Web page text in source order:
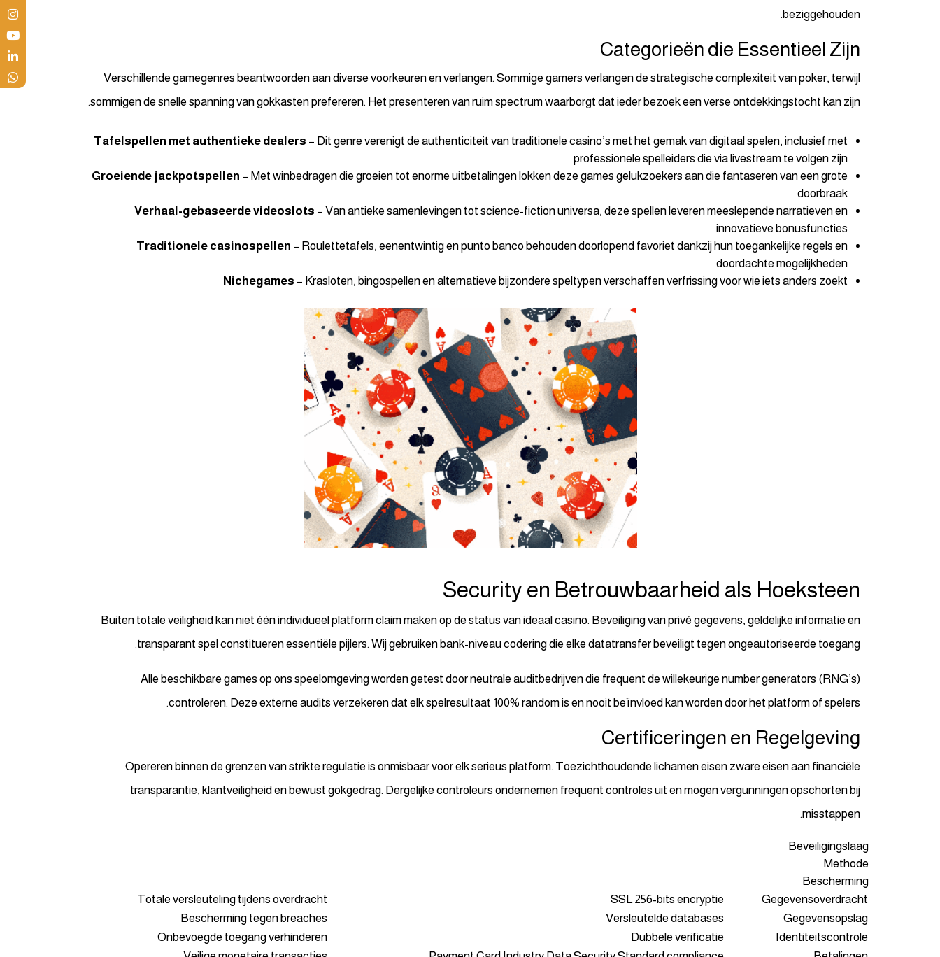
beziggehouden.
Categorieën die Essentieel Zijn
Verschillende gamegenres beantwoorden aan diverse voorkeuren en verlangen. Sommige gamers verlangen de strategische complexiteit van poker, terwijl
sommigen de snelle spanning van gokkasten prefereren. Het presenteren van ruim spectrum waarborgt dat ieder bezoek een verse ontdekkingstocht kan zijn.
Tafelspellen met authentieke dealers – Dit genre verenigt de authenticiteit van traditionele casino’s met het gemak van digitaal spelen, inclusief met
professionele spelleiders die via livestream te volgen zijn
Groeiende jackpotspellen – Met winbedragen die groeien tot enorme uitbetalingen lokken deze games gelukzoekers aan die fantaseren van een grote
doorbraak
Verhaal-gebaseerde videoslots – Van antieke samenlevingen tot science-fiction universa, deze spellen leveren meeslepende narratieven en
innovatieve bonusfuncties
Traditionele casinospellen – Roulettetafels, eenentwintig en punto banco behouden doorlopend favoriet dankzij hun toegankelijke regels en
doordachte mogelijkheden
Nichegames – Krasloten, bingospellen en alternatieve bijzondere speltypen verschaffen verfrissing voor wie iets anders zoekt
Security en Betrouwbaarheid als Hoeksteen
Buiten totale veiligheid kan niet één individueel platform claim maken op de status van ideaal casino. Beveiliging van privé gegevens, geldelijke informatie en
transparant spel constitueren essentiële pijlers. Wij gebruiken bank-niveau codering die elke datatransfer beveiligt tegen ongeautoriseerde toegang.
Alle beschikbare games op ons speelomgeving worden getest door neutrale auditbedrijven die frequent de willekeurige number generators (RNG’s)
controleren. Deze externe audits verzekeren dat elk spelresultaat 100% random is en nooit beïnvloed kan worden door het platform of spelers.
Certificeringen en Regelgeving
Opereren binnen de grenzen van strikte regulatie is onmisbaar voor elk serieus platform. Toezichthoudende lichamen eisen zware eisen aan financiële
transparantie, klantveiligheid en bewust gokgedrag. Dergelijke controleurs ondernemen frequent controles uit en mogen vergunningen opschorten bij
misstappen.
Beveiligingslaag
Methode
Bescherming
Gegevensoverdracht
SSL 256-bits encryptie
Totale versleuteling tijdens overdracht
Gegevensopslag
Versleutelde databases
Bescherming tegen breaches
Identiteitscontrole
Dubbele verificatie
Onbevoegde toegang verhinderen